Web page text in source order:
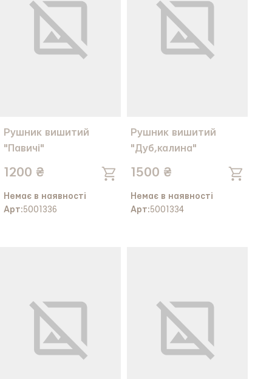
Рушник вишитий
"Павичі"
1200 ₴
Немає в наявності
Арт:5001336
Рушник вишитий
"Дуб,калина"
1500 ₴
Немає в наявності
Арт:5001334